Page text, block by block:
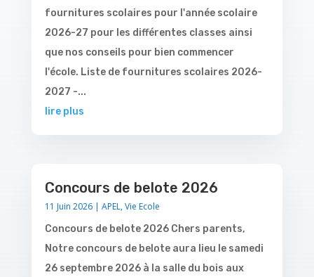
fournitures scolaires pour l'année scolaire
2026-27 pour les différentes classes ainsi
que nos conseils pour bien commencer
l'école. Liste de fournitures scolaires 2026-
2027 -...
lire plus
Concours de belote 2026
11 Juin 2026| APEL,Vie Ecole
Concours de belote 2026 Chers parents,
Notre concours de belote aura lieu le samedi
26 septembre 2026 à la salle du bois aux